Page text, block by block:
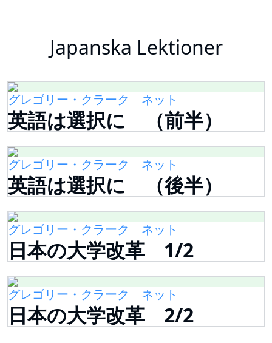
Japanska Lektioner
グレゴリー・クラーク ネット
英語は選択に （前半）
グレゴリー・クラーク ネット
英語は選択に （後半）
グレゴリー・クラーク ネット
日本の大学改革 1/2
グレゴリー・クラーク ネット
日本の大学改革 2/2